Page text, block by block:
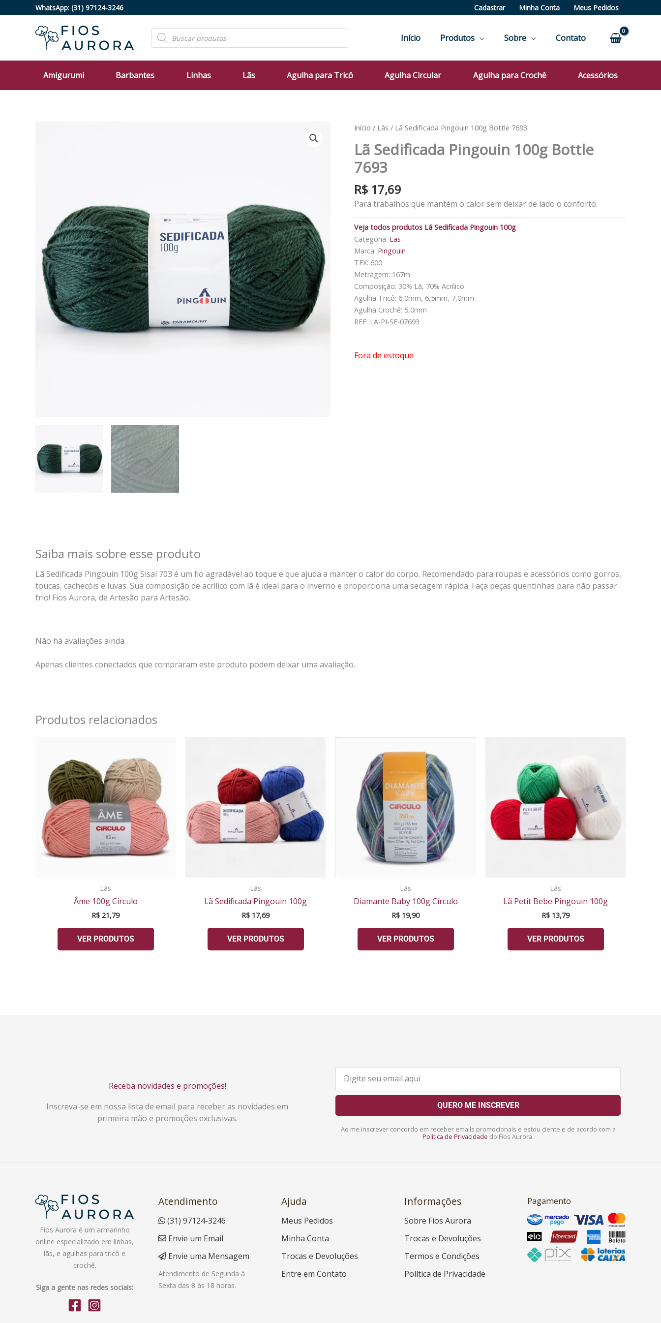
para
WhatsApp: (31) 97124-3246 Cadastrar Minha Conta Meus Pedidos
Pesquisar
produtos Início Produtos Sobre Contato
Amigurumi Barbantes Linhas Lãs Agulha para Tricô Agulha Circular Agulha para Crochê Acessórios
Início / Lãs / Lã Sedificada Pingouin 100g Bottle 7693
Lã Sedificada Pingouin 100g Bottle
7693
R$ 17,69
Para trabalhos que mantém o calor sem deixar de lado o conforto.
Veja todos produtos Lã Sedificada Pingouin 100g
Categoria: Lãs
Marca: Pingouin
TEX: 600
Metragem: 167m
Composição: 30% Lã, 70% Acrílico
Agulha Tricô: 6,0mm, 6,5mm, 7,0mm
Agulha Crochê: 5,0mm
REF: LA-PI-SE-07693
Fora de estoque
Saiba mais sobre esse produto
Lã Sedificada Pingouin 100g Sisal 703 é um fio agradável ao toque e que ajuda a manter o calor do corpo. Recomendado para roupas e acessórios como gorros,
toucas, cachecóis e luvas. Sua composição de acrílico com lã é ideal para o inverno e proporciona uma secagem rápida. Faça peças quentinhas para não passar
frio! Fios Aurora, de Artesão para Artesão.
Não há avaliações ainda.
Apenas clientes conectados que compraram este produto podem deixar uma avaliação.
Produtos relacionados
Lãs
Âme 100g Círculo
R$ 21,79
VER PRODUTOS
Lãs
Lã Sedificada Pingouin 100g
R$ 17,69
VER PRODUTOS
Lãs
Diamante Baby 100g Círculo
R$ 19,90
VER PRODUTOS
Lãs
Lã Petit Bebe Pingouin 100g
R$ 13,79
VER PRODUTOS
Receba novidades e promoções!
Inscreva-se em nossa lista de email para receber as novidades em
primeira mão e promoções exclusivas.
m
QUERO ME INSCREVER
Ao me inscrever concordo em receber emails promocionais e estou ciente e de acordo com a
Política de Privacidade do Fios Aurora.
Fios Aurora é um armarinho
online especializado em linhas,
lãs, e agulhas para tricô e
crochê.
Siga a gente nas redes sociais:
Atendimento
(31) 97124-3246
Envie um Email
Envie uma Mensagem
Atendimento de Segunda à
Sexta das 8 às 18 horas.
Ajuda
Meus Pedidos
Minha Conta
Trocas e Devoluções
Entre em Contato
Informações
Sobre Fios Aurora
Trocas e Devoluções
Termos e Condições
Política de Privacidade
Pagamento